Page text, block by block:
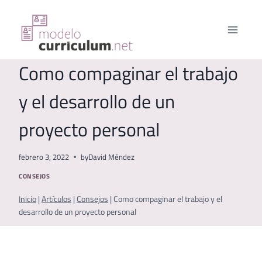
contenido
Como compaginar el trabajo
y el desarrollo de un
proyecto personal
febrero 3, 2022 byDavid Méndez
CONSEJOS
Inicio | Artículos | Consejos | Como compaginar el trabajo y el
desarrollo de un proyecto personal